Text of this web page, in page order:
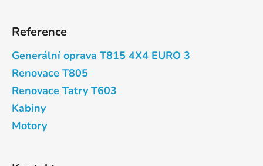
Reference
Generální oprava T815 4X4 EURO 3
Renovace T805
Renovace Tatry T603
Kabiny
Motory